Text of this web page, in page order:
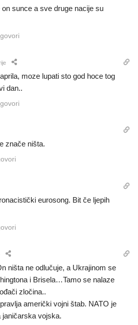
sunce a sve druge nacije su
moze lupati sto god hoce tog
dan..
znače ništa.
eurosong. Bit če ljepih
ništa ne odlučuje, a Ukrajinom se
i Brisela…Tamo se nalaze
zločina..
američki vojni štab. NATO je
vojska.